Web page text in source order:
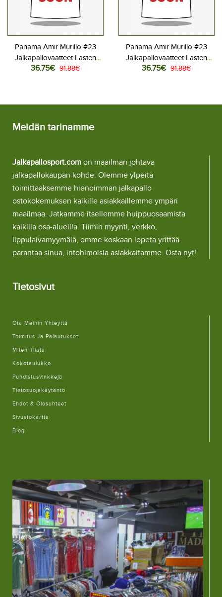
Panama Amir Murillo #23
Jalkapallovaatteet Lasten
Kotipeliasu MM-kisat 2026
36.75€ 91.88€
Panama Amir Murillo #23
Jalkapallovaatteet Lasten
Vieraspeliasu MM-kisat 2026
36.75€ 91.88€
Meidän tarinamme
Jalkapallosport.com on maailman johtava
jalkapallokaupan kohde. Olemme ylpeitä
toimittaaksemme hienoimman jalkapallo
ostokokemuksen kaikille asiakkaillemme ympäri
maailmaa. Jatkamme itsellemme huippuosaamista
kaikilla osa-alueilla. Tiimin myynti, verkko,
lippulaivamyymälä, emme koskaan lopeta yrittää
parantaa sinua, intohimoisia asiakkaitamme. Osta nyt!
Tietosivut
Ota Meihin Yhteyttä
Toimitus Ja Palautukset
Miten Tilata
Kokotaulukko
Puhdistusvinkkejä
Tietosuojakäytäntö
Ehdot & Olosuhteet
Sivustokartta
Blog